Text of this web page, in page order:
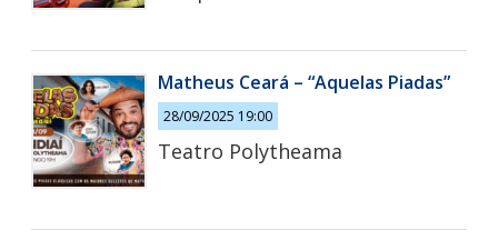
Matheus Ceará – “Aquelas Piadas”
28/09/2025 19:00
Teatro Polytheama